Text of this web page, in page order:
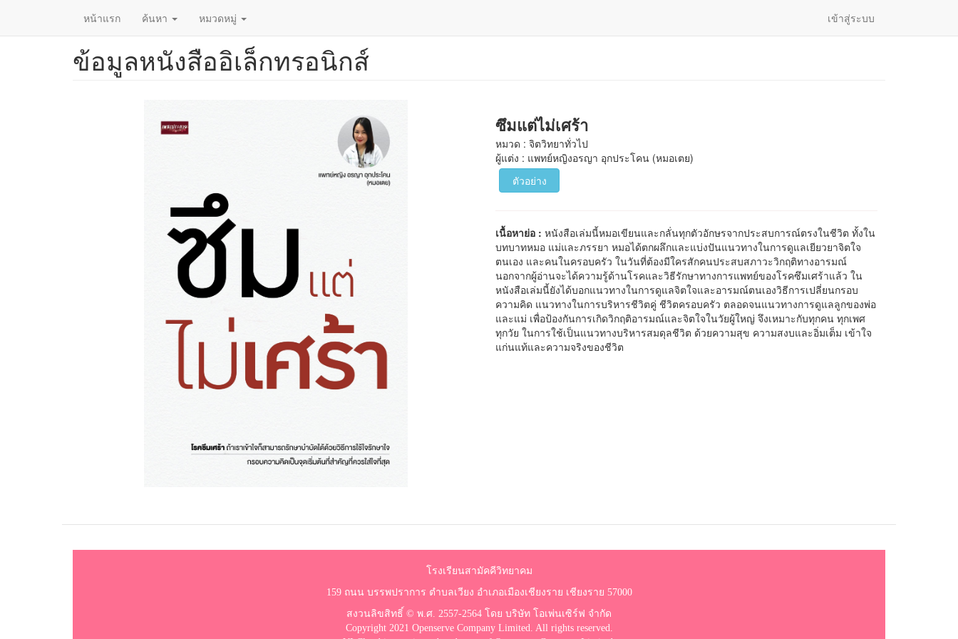
หน้าแรก ค้นหา หมวดหมู่ เข้าสู่ระบบ
ข้อมูลหนังสืออิเล็กทรอนิกส์
ซึมแต่ไม่เศร้า
หมวด : จิตวิทยาทั่วไป
ผู้แต่ง : แพทย์หญิงอรญา อุกประโคน (หมอเตย)
ตัวอย่าง
เนื้อหาย่อ :หนังสือเล่มนี้หมอเขียนและกลั่นทุกตัวอักษรจากประสบการณ์ตรงในชีวิต ทั้งใน
บทบาทหมอ แม่และภรรยา หมอได้ตกผลึกและแบ่งปันแนวทางในการดูแลเยียวยาจิตใจ
ตนเอง และคนในครอบครัว ในวันที่ต้องมีใครสักคนประสบสภาวะวิกฤติทางอารมณ์
นอกจากผู้อ่านจะได้ความรู้ด้านโรคและวิธีรักษาทางการแพทย์ของโรคซึมเศร้าแล้ว ใน
หนังสือเล่มนี้ยังได้บอกแนวทางในการดูแลจิตใจและอารมณ์ตนเองวิธีการเปลี่ยนกรอบ
ความคิด แนวทางในการบริหารชีวิตคู่ ชีวิตครอบครัว ตลอดจนแนวทางการดูแลลูกของพ่อ
และแม่ เพื่อป้องกันการเกิดวิกฤติอารมณ์และจิตใจในวัยผู้ใหญ่ จึงเหมาะกับทุกคน ทุกเพศ
ทุกวัย ในการใช้เป็นแนวทางบริหารสมดุลชีวิต ด้วยความสุข ความสงบและอิ่มเต็ม เข้าใจ
แก่นแท้และความจริงของชีวิต
โรงเรียนสามัคคีวิทยาคม
159 ถนน บรรพปราการ ตำบลเวียง อำเภอเมืองเชียงราย เชียงราย 57000
สงวนลิขสิทธิ์ © พ.ศ. 2557-2564 โดย บริษัท โอเพ่นเซิร์ฟ จำกัด
Copyright 2021 Openserve Company Limited. All rights reserved.